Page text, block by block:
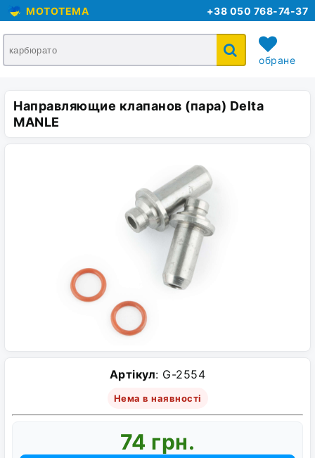
MOTOTEMA +38 050 768-74-37
обране
Направляющие клапанов (пара) Delta
MANLE
Артікул: G-2554
Нема в наявності
74 грн.